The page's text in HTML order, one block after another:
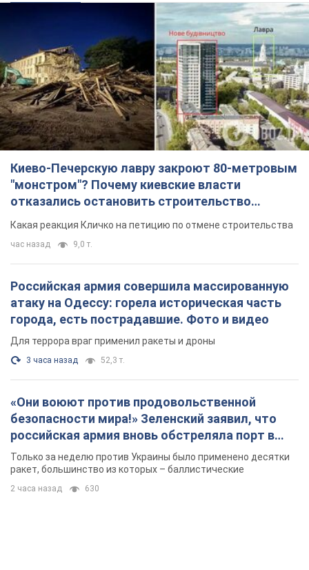
Киево-Печерскую лавру закроют 80-метровым
"монстром"? Почему киевские власти
отказались остановить строительство
небоскреба "московского верующего"
Какая реакция Кличко на петицию по отмене строительства
час назад 9,0 т.
Российская армия совершила массированную
атаку на Одессу: горела историческая часть
города, есть пострадавшие. Фото и видео
Для террора враг применил ракеты и дроны
3 часа назад 52,3 т.
«Они воюют против продовольственной
безопасности мира!» Зеленский заявил, что
российская армия вновь обстреляла порт в
Одессе
Только за неделю против Украины было применено десятки
ракет, большинство из которых – баллистические
2 часа назад 630